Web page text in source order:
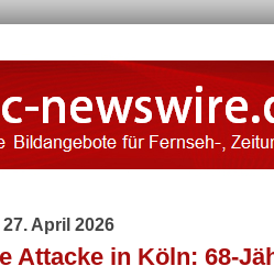
27. April 2026
Attacke in Köln: 68-